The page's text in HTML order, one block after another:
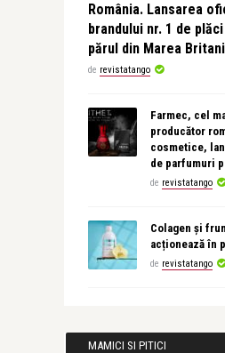
România. Lansarea
brandului nr. 1 de
părul din Marea
de revistatango
Farmec, cel
producător
cosmetice,
de parfumuri
de revistatango
Colagen și
acționează în
de revistatango
MAMICI SI PITICI